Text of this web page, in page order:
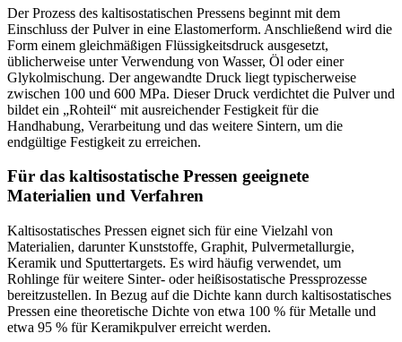
Der Prozess des kaltisostatischen Pressens beginnt mit dem
Einschluss der Pulver in eine Elastomerform. Anschließend wird die
Form einem gleichmäßigen Flüssigkeitsdruck ausgesetzt,
üblicherweise unter Verwendung von Wasser, Öl oder einer
Glykolmischung. Der angewandte Druck liegt typischerweise
zwischen 100 und 600 MPa. Dieser Druck verdichtet die Pulver und
bildet ein „Rohteil“ mit ausreichender Festigkeit für die
Handhabung, Verarbeitung und das weitere Sintern, um die
endgültige Festigkeit zu erreichen.
Für das kaltisostatische Pressen geeignete
Materialien und Verfahren
Kaltisostatisches Pressen eignet sich für eine Vielzahl von
Materialien, darunter Kunststoffe, Graphit, Pulvermetallurgie,
Keramik und Sputtertargets. Es wird häufig verwendet, um
Rohlinge für weitere Sinter- oder heißisostatische Pressprozesse
bereitzustellen. In Bezug auf die Dichte kann durch kaltisostatisches
Pressen eine theoretische Dichte von etwa 100 % für Metalle und
etwa 95 % für Keramikpulver erreicht werden.